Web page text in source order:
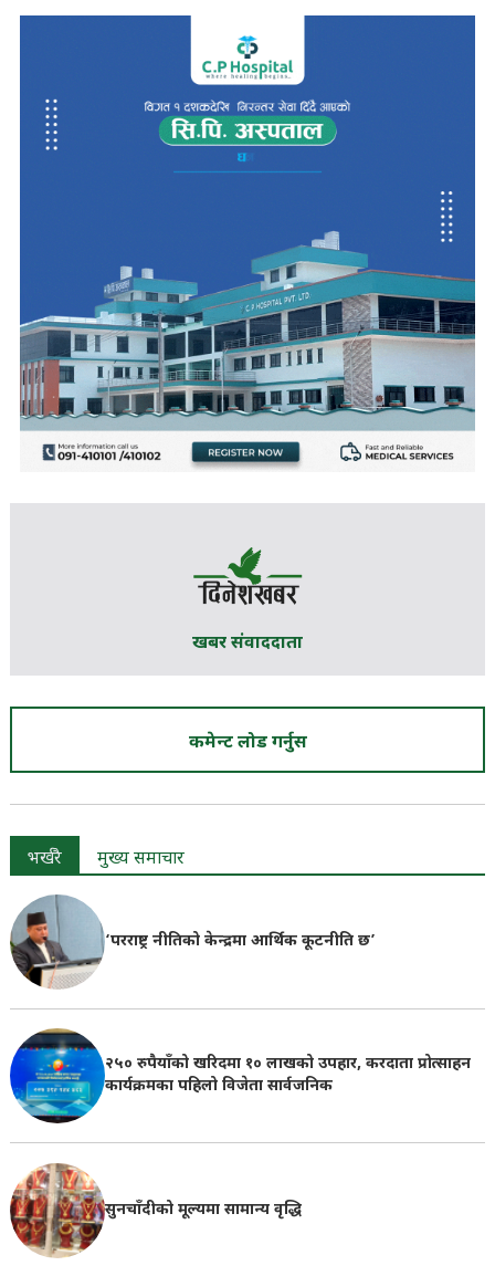
खबर संवाददाता
कमेन्ट लोड गर्नुस
भर्खरै मुख्य समाचार
‘परराष्ट्र नीतिको केन्द्रमा आर्थिक कूटनीति छ’
२५० रुपैयाँको खरिदमा १० लाखको उपहार, करदाता प्रोत्साहन
कार्यक्रमका पहिलो विजेता सार्वजनिक
सुनचाँदीको मूल्यमा सामान्य वृद्धि